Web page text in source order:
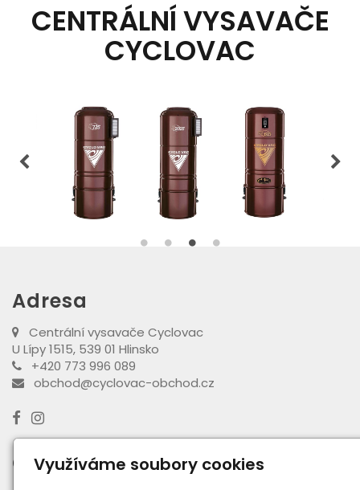
CENTRÁLNÍ VYSAVAČE
CYCLOVAC
Adresa
Centrální vysavače Cyclovac
U Lípy 1515, 539 01 Hlinsko
+420 773 996 089
obchod@cyclovac-obchod.cz
Otevírací doba výdejny
Využíváme soubory cookies